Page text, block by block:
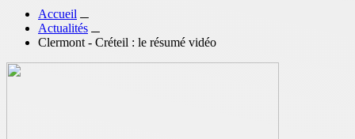
Accueil
Actualités
Clermont - Créteil : le résumé vidéo